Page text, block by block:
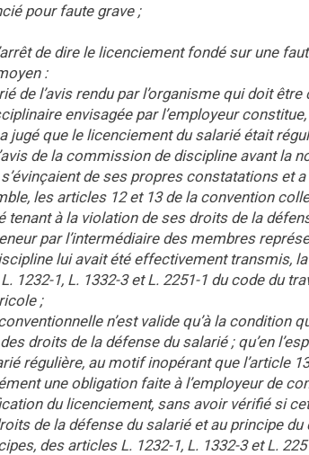
pour faute grave ;
de dire le licenciement fondé sur une
:
de l’avis rendu par l’organisme qui doit
envisagée par l’employeur
a jugé que le licenciement du salarié était
de la commission de discipline avant la
de ses propres constatations et
les articles 12 et 13 de la convention
tenant à la violation de ses droits de la
par l’intermédiaire des membres
lui avait été effectivement transmis,
1232-1, L. 1332-3 et L. 2251-1 du code du
;
n’est valide qu’à la condition
droits de la défense du salarié ; qu’en
régulière, au motif inopérant que l’article
une obligation faite à l’employeur de
du licenciement, sans avoir vérifié si
de la défense du salarié et au principe
des articles L. 1232-1, L. 1332-3 et L.